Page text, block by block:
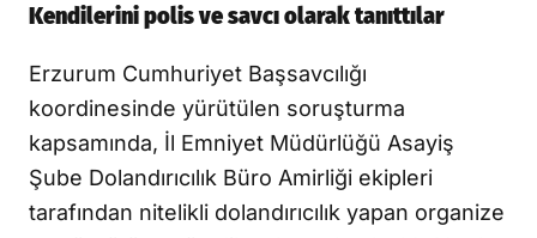
Kendilerini polis ve savcı olarak tanıttılar
Erzurum Cumhuriyet Başsavcılığı
koordinesinde yürütülen soruşturma
kapsamında, İl Emniyet Müdürlüğü Asayiş
Şube Dolandırıcılık Büro Amirliği ekipleri
tarafından nitelikli dolandırıcılık yapan organize